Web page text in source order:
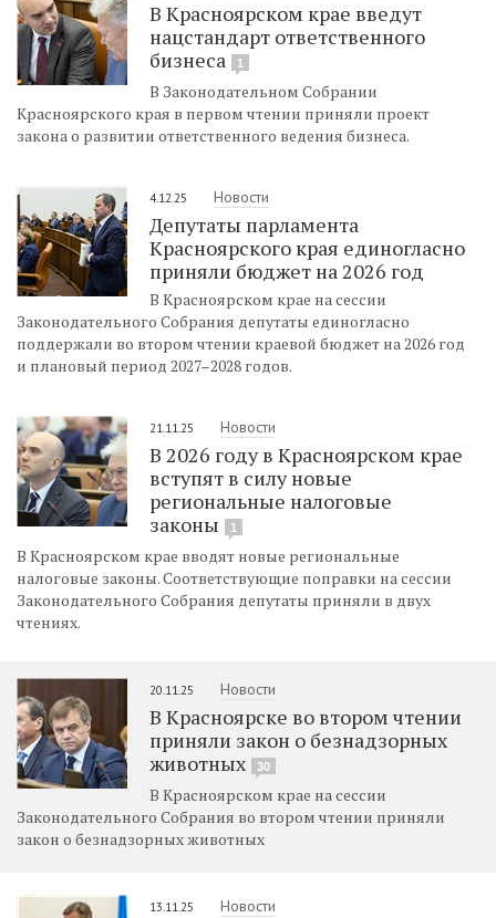
В Красноярском крае введут
нацстандарт ответственного
бизнеса
1
В Законодательном Собрании
Красноярского края в первом чтении приняли проект
закона о развитии ответственного ведения бизнеса.
4.12.25 Новости
Депутаты парламента
Красноярского края единогласно
приняли бюджет на 2026 год
В Красноярском крае на сессии
Законодательного Собрания депутаты единогласно
поддержали во втором чтении краевой бюджет на 2026 год
и плановый период 2027–2028 годов.
21.11.25 Новости
В 2026 году в Красноярском крае
вступят в силу новые
региональные налоговые
законы
1
В Красноярском крае вводят новые региональные
налоговые законы. Соответствующие поправки на сессии
Законодательного Собрания депутаты приняли в двух
чтениях.
20.11.25 Новости
В Красноярске во втором чтении
приняли закон о безнадзорных
животных
30
В Красноярском крае на сессии
Законодательного Собрания во втором чтении приняли
закон о безнадзорных животных
13.11.25 Новости